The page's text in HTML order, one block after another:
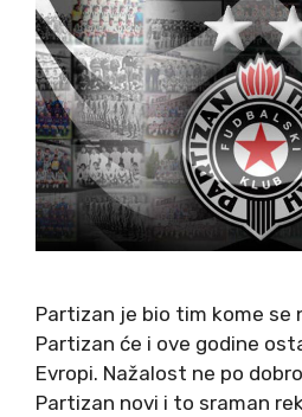
Partizan je bio tim kome se
Partizan će i ove godine
Evropi. Nažalost ne po
Partizan novi i to sraman